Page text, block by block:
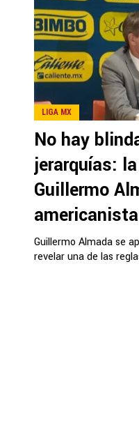
LIGA MX
No hay
jerarquías:
Guillermo
americanista
Guillermo Almada se
revelar una de las